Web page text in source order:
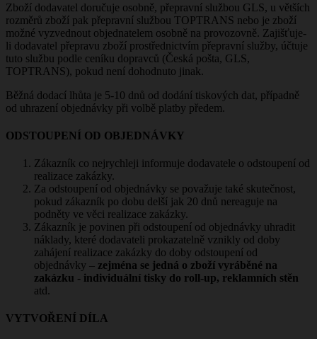
Zboží dodavatel doručuje osobně, přepravní službou GLS, u větších
rozměrů zboží pak přepravní službou TOPTRANS nebo je zboží
možné vyzvednout objednatelem osobně na provozovně. Zajišťuje-
li dodavatel přepravu zboží prostřednictvím přepravní služby, účtuje
tuto službu podle ceníku dopravců (Česká pošta, GLS,
TOPTRANS), pokud není dohodnuto jinak.
Běžná dodací lhůta je 5-10 dnů od dodání tiskových dat, případně
od uhrazení objednávky při volbě platby předem.
ODSTOUPENÍ OD OBJEDNÁVKY
Zákazník co nejrychleji informuje dodavatele o odstoupení od
realizace zakázky.
Za odstoupení od objednávky se považuje také skutečnost,
pokud zákazník po dobu delší jak 20 dnů nereaguje na
podněty ve věci realizace zakázky.
Zákazník je povinen při odstoupení od objednávky uhradit
náklady, které dodavateli prokazatelně vznikly od doby
zahájení realizace zakázky do doby odstoupení od
objednávky – zejména se jedná o zboží vyráběné na
zakázku - individuální tisky do roll-up, reklamních stěn
atd.
VYTVOŘENÍ DÍLA